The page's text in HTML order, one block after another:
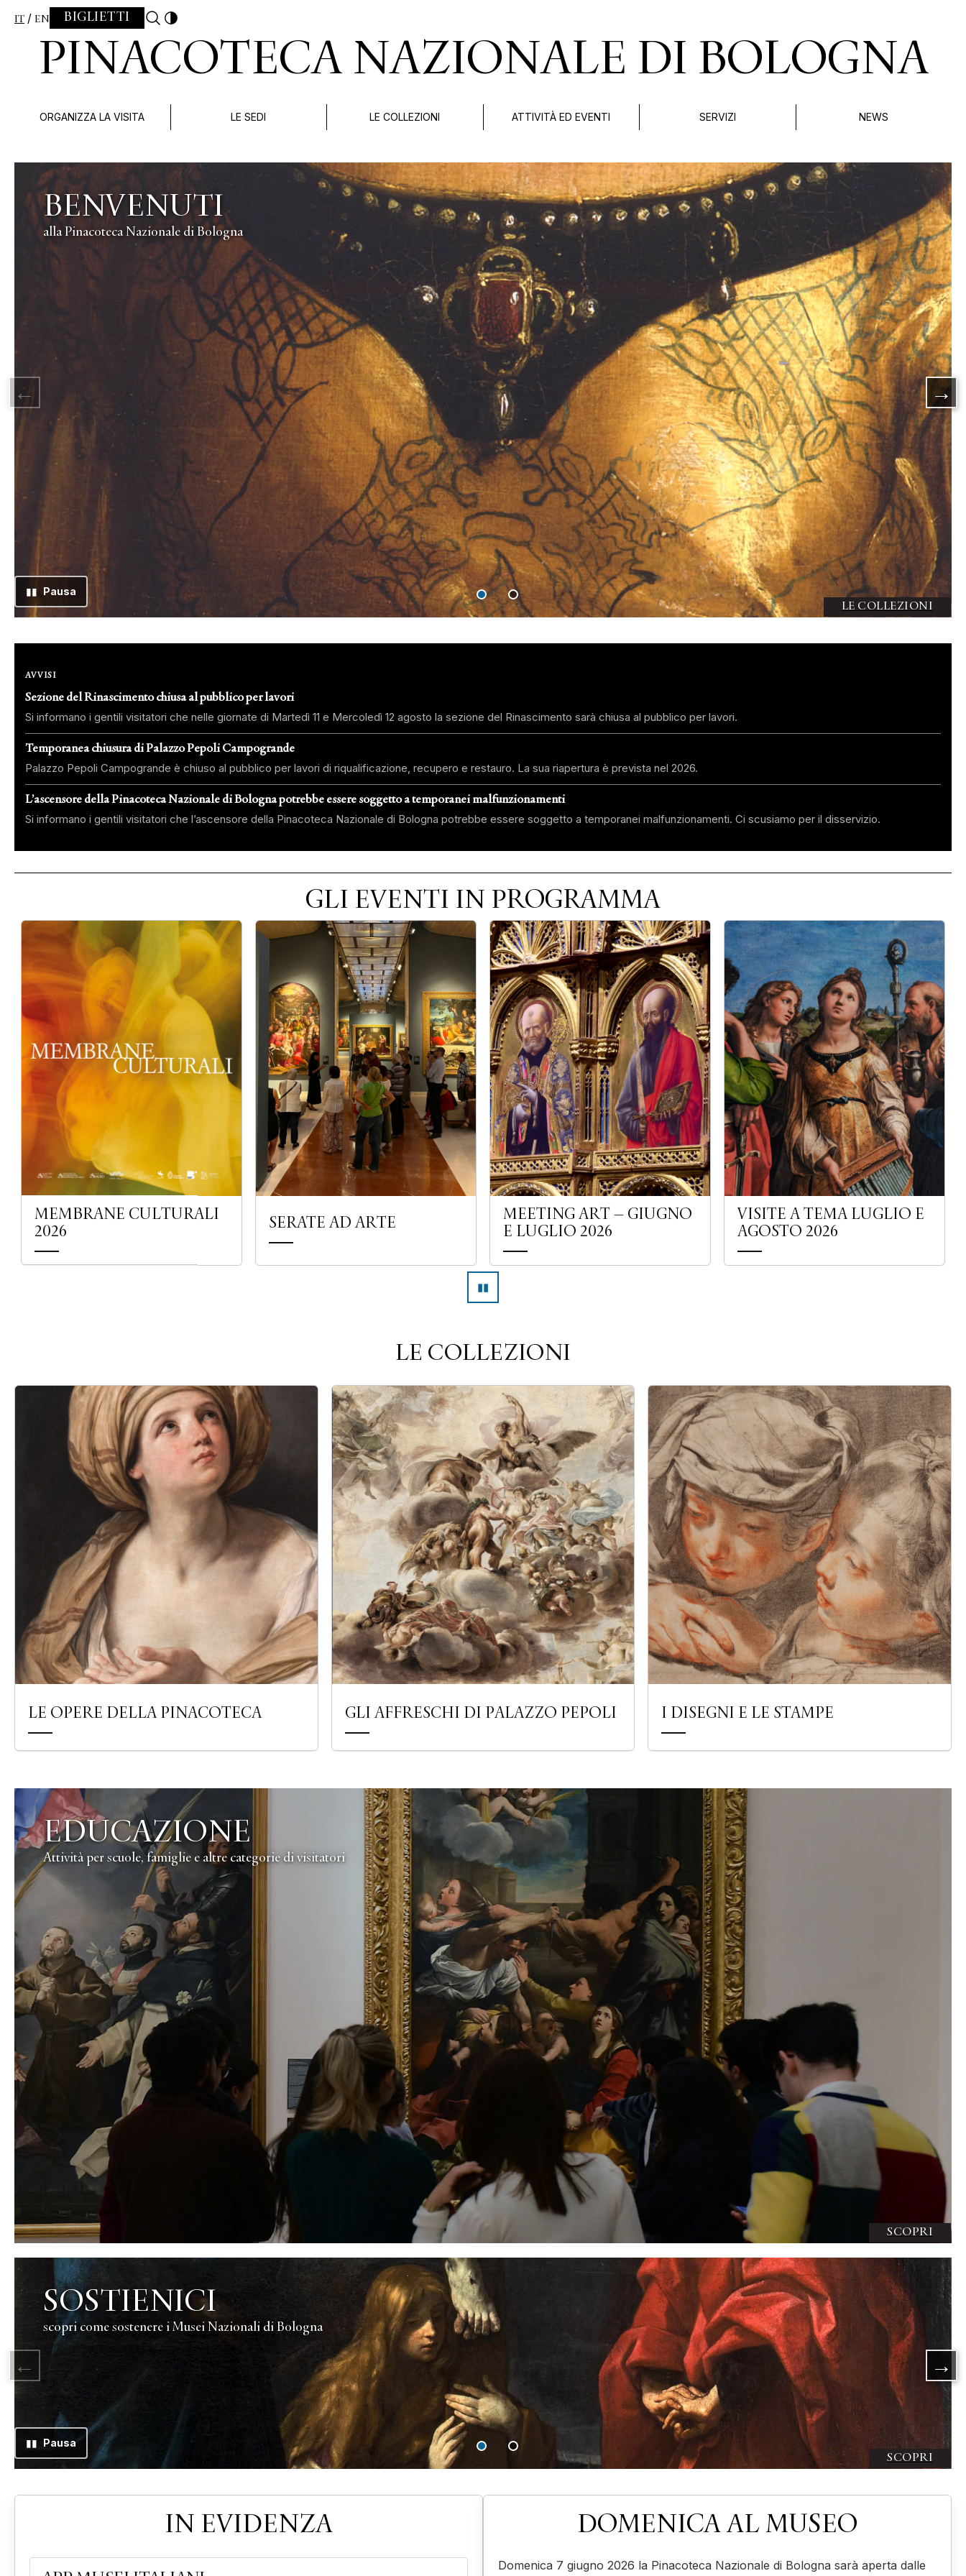
Skip to content
IT EN BIGLIETTI
PINACOTECA NAZIONALE DI BOLOGNA
ORGANIZZA LA VISITA LE SEDI LE COLLEZIONI ATTIVITÀ ED EVENTI SERVIZI NEWS
Slide 2 di 2
ALBRECHT DÜRER.
APOCALISSE
La collezione di grafica della Pinacoteca nazionale di Bologna
24 aprile – 31 luglio 2026
SCOPRI
▮▮ Pausa
AVVISI
Sezione del Rinascimento chiusa al pubblico per lavori
Si informano i gentili visitatori che nelle giornate di Martedì 11 e Mercoledì 12 agosto la sezione del Rinascimento sarà chiusa al pubblico per lavori.
Temporanea chiusura di Palazzo Pepoli Campogrande
Palazzo Pepoli Campogrande è chiuso al pubblico per lavori di riqualificazione, recupero e restauro. La sua riapertura è prevista nel 2026.
L’ascensore della Pinacoteca Nazionale di Bologna potrebbe essere soggetto a temporanei malfunzionamenti
Si informano i gentili visitatori che l’ascensore della Pinacoteca Nazionale di Bologna potrebbe essere soggetto a temporanei malfunzionamenti. Ci scusiamo per il disservizio.
GLI EVENTI IN PROGRAMMA
Slide 1 di 4
MEMBRANE CULTURALI
2026
SERATE AD ARTE
MEETING ART – GIUGNO
E LUGLIO 2026
VISITE A TEMA LUGLIO E
AGOSTO 2026
▮▮
Pausa
LE COLLEZIONI
LE OPERE DELLA PINACOTECA GLI AFFRESCHI DI PALAZZO PEPOLI I DISEGNI E LE STAMPE
EDUCAZIONE
Attività per scuole, famiglie e altre categorie di visitatori
SCOPRI
Slide 2 di 2